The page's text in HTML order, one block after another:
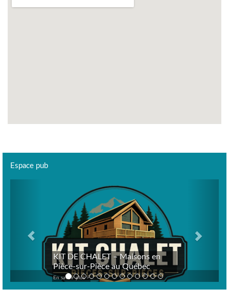
Espace pub
KIT DE CHALET – Maisons en
Pièce-sur-Pièce au Québec
En savoir plus >